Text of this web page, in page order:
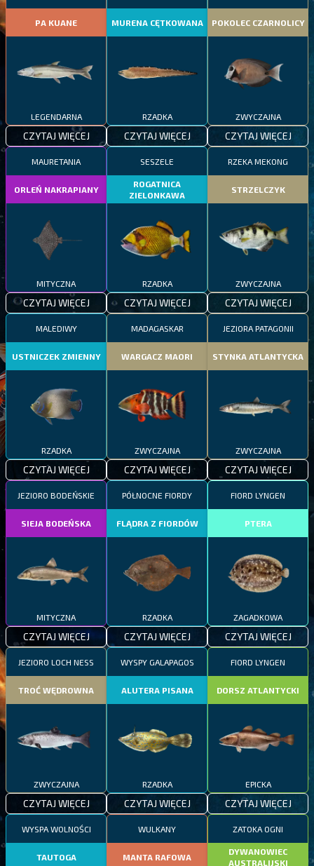
PA KUANE
LEGENDARNA
CZYTAJ WIĘCEJ
MURENA CĘTKOWANA
RZADKA
CZYTAJ WIĘCEJ
POKOLEC CZARNOLICY
ZWYCZAJNA
CZYTAJ WIĘCEJ
MAURETANIA
ORLEŃ NAKRAPIANY
MITYCZNA
CZYTAJ WIĘCEJ
SESZELE
ROGATNICA
ZIELONKAWA
RZADKA
CZYTAJ WIĘCEJ
RZEKA MEKONG
STRZELCZYK
ZWYCZAJNA
CZYTAJ WIĘCEJ
MALEDIWY
USTNICZEK ZMIENNY
RZADKA
CZYTAJ WIĘCEJ
MADAGASKAR
WARGACZ MAORI
ZWYCZAJNA
CZYTAJ WIĘCEJ
JEZIORA PATAGONII
STYNKA ATLANTYCKA
ZWYCZAJNA
CZYTAJ WIĘCEJ
JEZIORO BODEŃSKIE
SIEJA BODEŃSKA
MITYCZNA
CZYTAJ WIĘCEJ
PÓŁNOCNE FIORDY
FLĄDRA Z FIORDÓW
RZADKA
CZYTAJ WIĘCEJ
FIORD LYNGEN
PTERA
ZAGADKOWA
CZYTAJ WIĘCEJ
JEZIORO LOCH NESS
TROĆ WĘDROWNA
ZWYCZAJNA
CZYTAJ WIĘCEJ
WYSPY GALAPAGOS
ALUTERA PISANA
RZADKA
CZYTAJ WIĘCEJ
FIORD LYNGEN
DORSZ ATLANTYCKI
EPICKA
CZYTAJ WIĘCEJ
WYSPA WOLNOŚCI
TAUTOGA
WULKANY
MANTA RAFOWA
ZATOKA OGNI
DYWANOWIEC
AUSTRALIJSKI